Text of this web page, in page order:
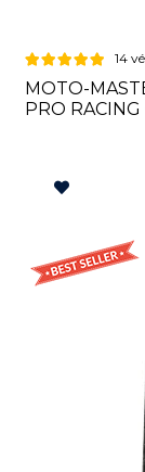
14
MOTO-
PRO RACING